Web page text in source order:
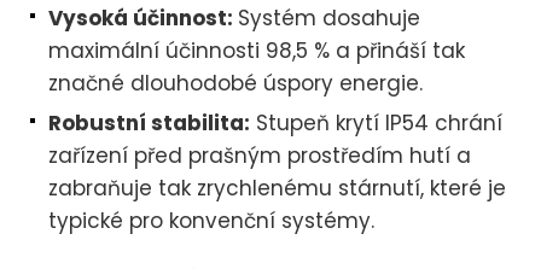
Vysoká účinnost: Systém dosahuje
maximální účinnosti 98,5 % a přináší tak
značné dlouhodobé úspory energie.
Robustní stabilita: Stupeň krytí IP54 chrání
zařízení před prašným prostředím hutí a
zabraňuje tak zrychlenému stárnutí, které je
typické pro konvenční systémy.